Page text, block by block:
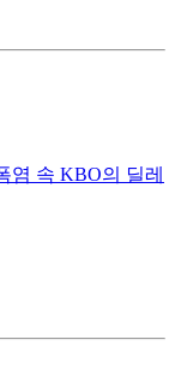
염 속 KBO의 딜레